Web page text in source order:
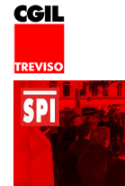
LAVORATORI
PENSIONATI